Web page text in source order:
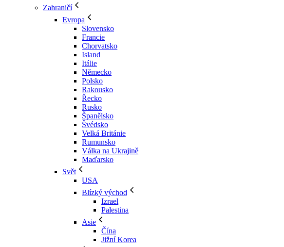
Zahraničí
Evropa
Slovensko
Francie
Chorvatsko
Island
Itálie
Německo
Polsko
Rakousko
Řecko
Rusko
Španělsko
Švédsko
Velká Británie
Rumunsko
Válka na Ukrajině
Maďarsko
Svět
USA
Blízký východ
Izrael
Palestina
Asie
Čína
Jižní Korea